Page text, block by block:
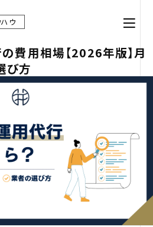
ハウ
費用相場【2026年版】月
び方